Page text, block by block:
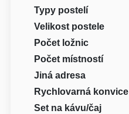
Typy postelí
Velikost postele
Počet ložnic
Počet místností
Jiná adresa
Rychlovarná konvice
Set na kávu/čaj